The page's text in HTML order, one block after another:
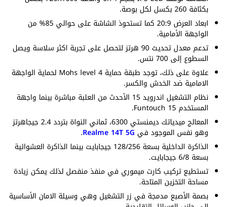
بكثافة 260 بكسل لكل بوصة.
ابعاد العرض 20:9 كما تستحوذ الشاشة على حوالي 85% من
الواجهة الأمامية.
تدعم معدل تحديث 90 هرتز لتحصل على تجربة اكثر سلاسة ويصل
السطوع إلى 700 نتس.
علاوة على ذلك، توجد طبقة حماية Mohs level 4 لحماية الواجهة
الامامية ضد الخدش والكسر.
نظام التشغيل اندرويد 15 الأحدث من العلبة مباشرة بينما واجهة
المستخدم Funtouch 15.
المعالج ميدياتك ديمنستي 6300، ثماني النواة بتردد 2.4 جيجاهرتز
وهو نفس الموجود في Realme 14T 5G
.
الذاكرة الداخلية بسعة 128/256 جيجابايت بينما الذاكرة العشوائية
بسعة 6/8 جيجابايت.
تستطيع تركيب كارت ميموري في منفذ منفصل لذلك يمكن زيادة
مساحة التخزين المتاحة.
بصمة الأصبع مدمجة في زر التشغيل وهي وسيلة الامان الأساسية